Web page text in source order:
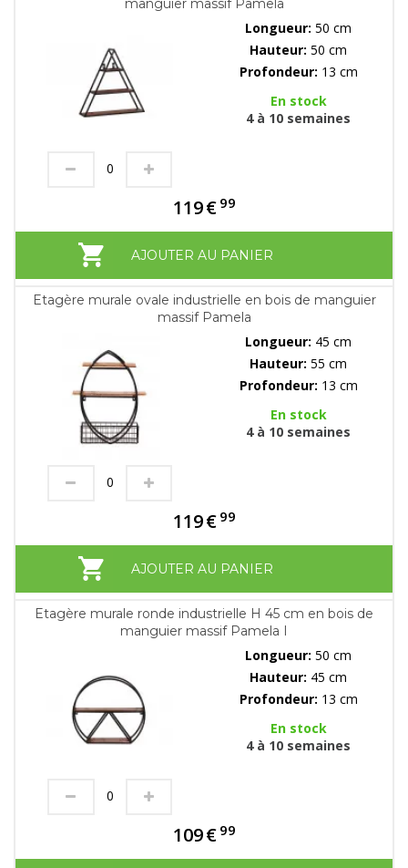
manguier massif Pamela
Longueur: 50 cm
Hauteur: 50 cm
Profondeur: 13 cm
En stock
4 à 10 semaines
119€ 99
AJOUTER AU PANIER
Etagère murale ovale industrielle en bois de manguier
massif Pamela
Longueur: 45 cm
Hauteur: 55 cm
Profondeur: 13 cm
En stock
4 à 10 semaines
119€ 99
AJOUTER AU PANIER
Etagère murale ronde industrielle H 45 cm en bois de
manguier massif Pamela I
Longueur: 50 cm
Hauteur: 45 cm
Profondeur: 13 cm
En stock
4 à 10 semaines
109€ 99